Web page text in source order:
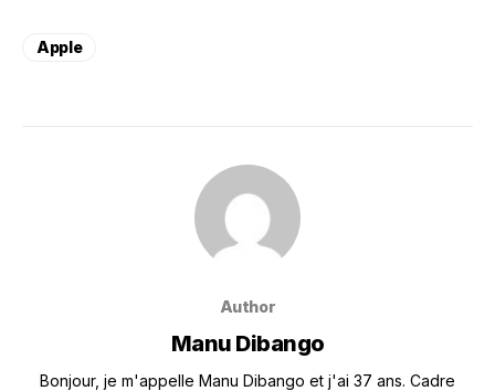
Apple
Author
Manu Dibango
Bonjour, je m'appelle Manu Dibango et j'ai 37 ans. Cadre